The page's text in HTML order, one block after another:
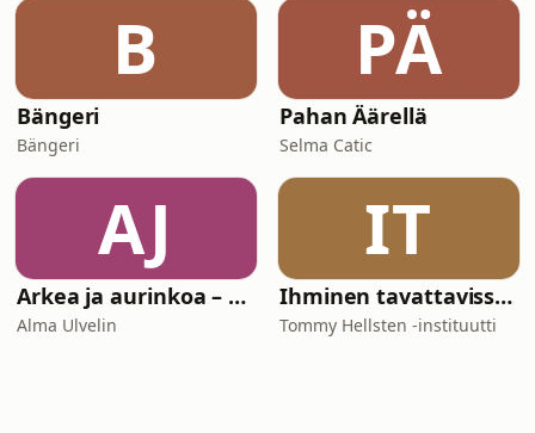
B
Bängeri
Bängeri
PÄ
Pahan Äärellä
Selma Catic
AJ
Arkea ja aurinkoa – podcast Espanjasta
Alma Ulvelin
IT
Ihminen tavattavissa | Tommy Hellsten -instituutti
Tommy Hellsten -instituutti